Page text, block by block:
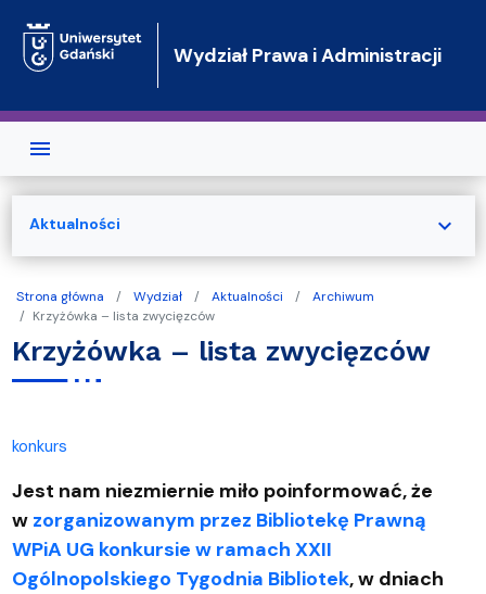
Wydział Prawa i Administracji
Strona główna Wydział Aktualności
Archiwum
Krzyżówka – lista zwycięzców
Krzyżówka – lista zwycięzców
konkurs
Jest nam niezmiernie miło poinformować, że
w zorganizowanym przez Bibliotekę Prawną
WPiA UG konkursie w ramach XXII
Ogólnopolskiego Tygodnia Bibliotek, w dniach
Aktualności expand_more